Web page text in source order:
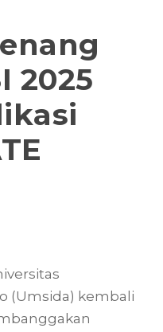
2025
(Umsida) kembali